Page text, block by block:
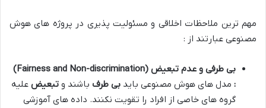
مهم ترین ملاحظات اخلاقی و مسئولیت پذیری در پروژه های هوش
مصنوعی عبارتند از :
بی طرفی و عدم تبعیض (Fairness and Non-discrimination)
: مدل های هوش مصنوعی باید بی طرف باشند و تبعیض علیه
گروه های خاصی از افراد را تقویت نکنند. داده های آموزشی